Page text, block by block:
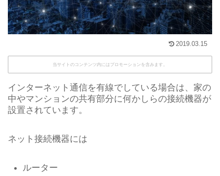
2019.03.15
当サイトのコンテンツ内にはプロモーションを含みます。
インターネット通信を有線でしている場合は、家の
中やマンションの共有部分に何かしらの接続機器が
設置されています。
ネット接続機器には
ルーター